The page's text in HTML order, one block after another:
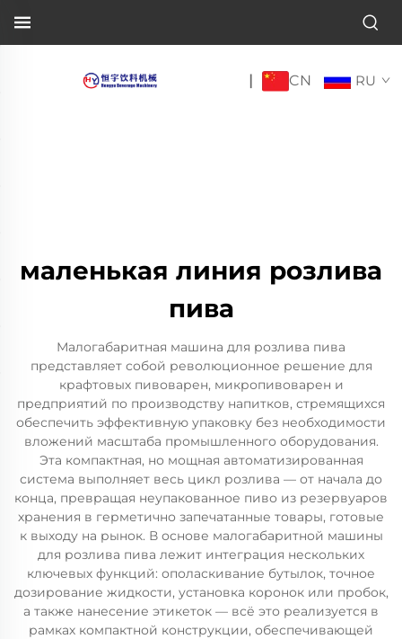
| CN RU
маленькая линия розлива
пива
Малогабаритная машина для розлива пива
представляет собой революционное решение для
крафтовых пивоварен, микропивоварен и
предприятий по производству напитков, стремящихся
обеспечить эффективную упаковку без необходимости
вложений масштаба промышленного оборудования.
Эта компактная, но мощная автоматизированная
система выполняет весь цикл розлива — от начала до
конца, превращая неупакованное пиво из резервуаров
хранения в герметично запечатанные товары, готовые
к выходу на рынок. В основе малогабаритной машины
для розлива пива лежит интеграция нескольких
ключевых функций: ополаскивание бутылок, точное
дозирование жидкости, установка коронок или пробок,
а также нанесение этикеток — всё это реализуется в
рамках компактной конструкции, обеспечивающей